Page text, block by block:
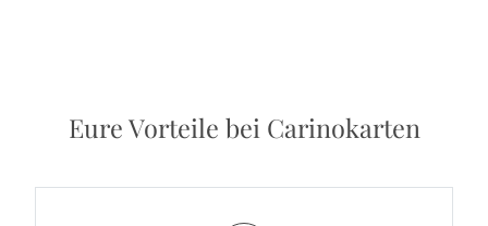
Eure Vorteile bei Carinokarten